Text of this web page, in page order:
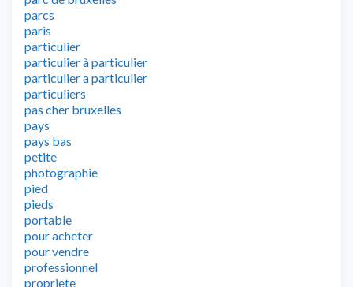
parcs
paris
particulier
particulier à particulier
particulier a particulier
particuliers
pas cher bruxelles
pays
pays bas
petite
photographie
pied
pieds
portable
pour acheter
pour vendre
professionnel
propriete